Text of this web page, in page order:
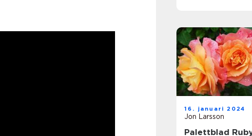
16. januari 2024
Jon Larsson
Palettblad